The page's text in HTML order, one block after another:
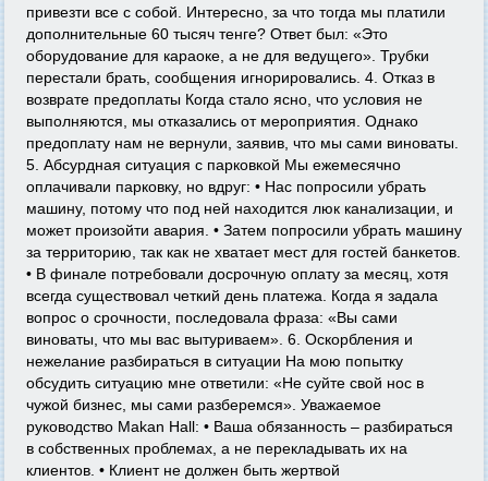
привезти все с собой. Интересно, за что тогда мы платили
дополнительные 60 тысяч тенге? Ответ был: «Это
оборудование для караоке, а не для ведущего». Трубки
перестали брать, сообщения игнорировались. 4. Отказ в
возврате предоплаты Когда стало ясно, что условия не
выполняются, мы отказались от мероприятия. Однако
предоплату нам не вернули, заявив, что мы сами виноваты.
5. Абсурдная ситуация с парковкой Мы ежемесячно
оплачивали парковку, но вдруг: • Нас попросили убрать
машину, потому что под ней находится люк канализации, и
может произойти авария. • Затем попросили убрать машину
за территорию, так как не хватает мест для гостей банкетов.
• В финале потребовали досрочную оплату за месяц, хотя
всегда существовал четкий день платежа. Когда я задала
вопрос о срочности, последовала фраза: «Вы сами
виноваты, что мы вас вытуриваем». 6. Оскорбления и
нежелание разбираться в ситуации На мою попытку
обсудить ситуацию мне ответили: «Не суйте свой нос в
чужой бизнес, мы сами разберемся». Уважаемое
руководство Makan Hall: • Ваша обязанность – разбираться
в собственных проблемах, а не перекладывать их на
клиентов. • Клиент не должен быть жертвой